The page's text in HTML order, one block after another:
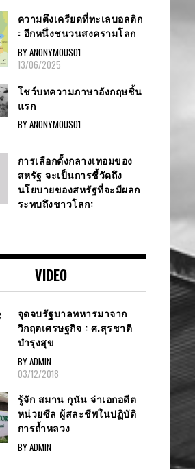
ความตึงเครียดที่ทะเลบอลติก
: อีกหนึ่งชนวนสงครามโลก
BY ANONYMOUS01
13/06/2025
โชว์บทความภาษาอังกฤษชิ้น
แรก
BY ANONYMOUS01
การเลือกตั้งกลางเทอมของ
สหรัฐ จะเป็นการชี้วัดถึง
นโยบายของสหรัฐที่จะมีผลก
ระทบถึงชาวโลก:
VIDEO
จุดจบรัฐบาลทหารมาจาก
วิกฤตเศรษฐกิจ : ศ.สุรชาติ
บำรุงสุข
BY ADMIN
03/12/2018
รู้จัก สมาน กุนัน จ่าเอกอดีต
หน่วยซีล ผู้สละชีพในปฏิบัติ
การถ้ำหลวง
BY ADMIN